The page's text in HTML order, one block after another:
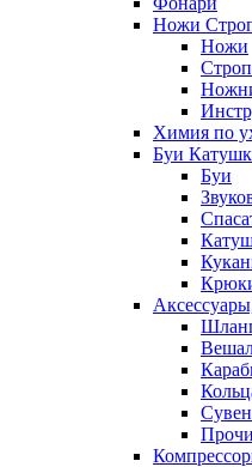
Ножи
Ножи
Химия по
Буи
Буи